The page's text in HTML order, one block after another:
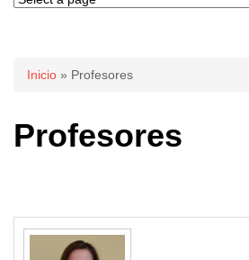
Se encuentra usted aquí
Inicio » Profesores
Profesores